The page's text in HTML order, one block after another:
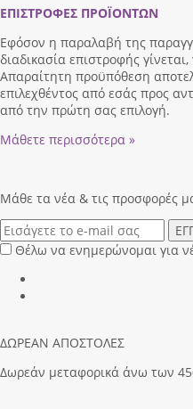
ΕΠΙΣΤΡΟΦΕΣ ΠΡΟΪΟΝΤΩΝ
Εφόσον η παραλαβή της
διαδικασία επιστροφής
Απαραίτητη προϋπόθεση
επιλεχθέντος από εσάς προς
από την πρώτη σας επιλογή.
Μάθετε περισσότερα »
Μάθε τα νέα & τις προσφορές
Θέλω να ενημερώνομαι για
ΔΩΡΕΑΝ ΑΠΟΣΤΟΛΕΣ
Δωρεάν μεταφορικά άνω των